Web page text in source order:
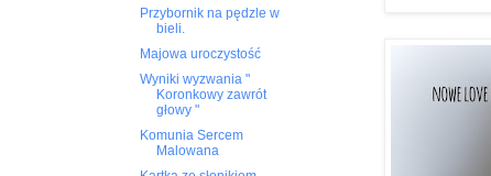
Przybornik na pędzle w
bieli.
Majowa uroczystość
Wyniki wyzwania "
Koronkowy zawrót
głowy "
Komunia Sercem
Malowana